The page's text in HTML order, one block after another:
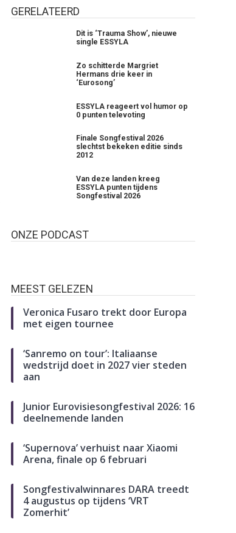
GERELATEERD
Dit is ‘Trauma Show’, nieuwe
single ESSYLA
Zo schitterde Margriet
Hermans drie keer in
‘Eurosong’
ESSYLA reageert vol humor op
0 punten televoting
Finale Songfestival 2026
slechtst bekeken editie sinds
2012
Van deze landen kreeg
ESSYLA punten tijdens
Songfestival 2026
ONZE PODCAST
MEEST GELEZEN
Veronica Fusaro trekt door Europa
met eigen tournee
‘Sanremo on tour’: Italiaanse
wedstrijd doet in 2027 vier steden
aan
Junior Eurovisiesongfestival 2026: 16
deelnemende landen
‘Supernova’ verhuist naar Xiaomi
Arena, finale op 6 februari
Songfestivalwinnares DARA treedt
4 augustus op tijdens ‘VRT
Zomerhit’